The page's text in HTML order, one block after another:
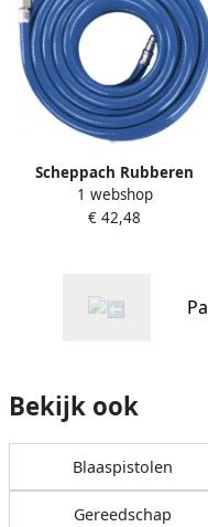
Scheppach Rubberen
Luchtslang 15m
7906100711
1 webshop
€ 42,48
Bekijk ook
Blaaspistolen
Gereedschap